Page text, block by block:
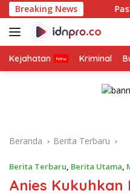
Langsung
ke
konten
Breaking News
Pastikan
Kejahatan Kriminal
Beranda Berita Terbaru
Berita Terbaru, Berita Utama,
Anies Kukuhkan